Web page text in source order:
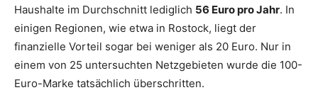
Haushalte im Durchschnitt lediglich 56 Euro pro Jahr. In
einigen Regionen, wie etwa in Rostock, liegt der
finanzielle Vorteil sogar bei weniger als 20 Euro. Nur in
einem von 25 untersuchten Netzgebieten wurde die 100-
Euro-Marke tatsächlich überschritten.